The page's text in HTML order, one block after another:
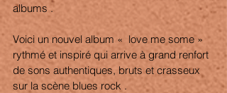
albums .
Voici un nouvel album «  love me some »
rythmé et inspiré qui arrive à grand renfort
de sons authentiques, bruts et crasseux
sur la scène blues rock .